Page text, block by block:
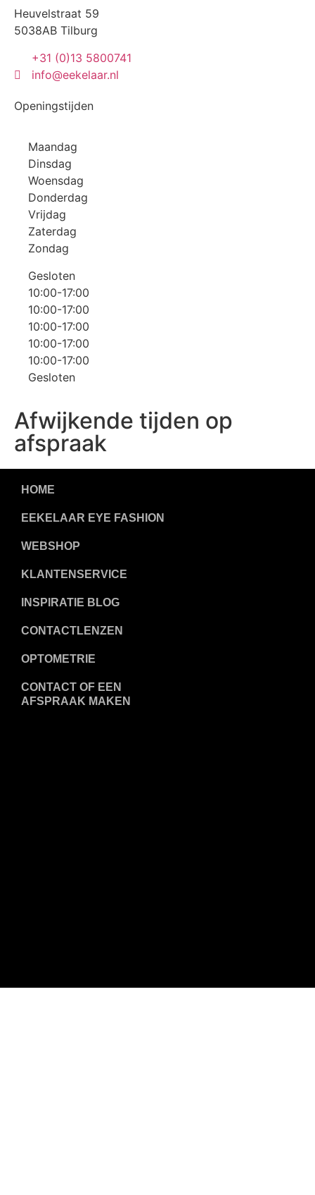
Heuvelstraat 59
5038AB Tilburg
+31 (0)13 5800741
info@eekelaar.nl
Openingstijden
Maandag
Dinsdag
Woensdag
Donderdag
Vrijdag
Zaterdag
Zondag
Gesloten
10:00-17:00
10:00-17:00
10:00-17:00
10:00-17:00
10:00-17:00
Gesloten
Afwijkende tijden op
afspraak
HOME
EEKELAAR EYE FASHION
WEBSHOP
KLANTENSERVICE
INSPIRATIE BLOG
CONTACTLENZEN
OPTOMETRIE
CONTACT OF EEN
AFSPRAAK MAKEN